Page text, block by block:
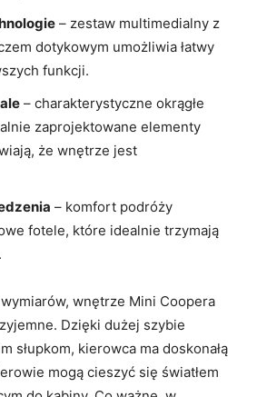
– zestaw multimedialny z
dotykowym umożliwia łatwy
funkcji.
– charakterystyczne okrągłe
zaprojektowane elementy
że wnętrze jest
– komfort podróży
fotele, które idealnie trzymają
wnętrze Mini Coopera
Dzięki dużej szybie
słupkom, kierowca ma doskonałą
mogą cieszyć się światłem